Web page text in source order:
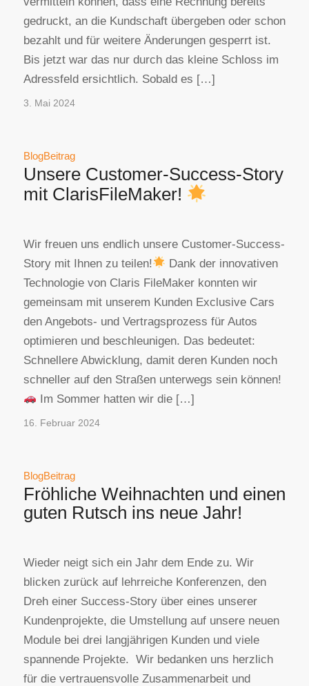
gedruckt, an die Kundschaft übergeben oder schon
bezahlt und für weitere Änderungen gesperrt ist.
Bis jetzt war das nur durch das kleine Schloss im
Adressfeld ersichtlich. Sobald es […]
3. Mai 2024
BlogBeitrag
Unsere Customer-Success-Story
mit ClarisFileMaker!
Wir freuen uns endlich unsere Customer-Success-
Story mit Ihnen zu teilen!
Dank der innovativen
Technologie von Claris FileMaker konnten wir
gemeinsam mit unserem Kunden Exclusive Cars
den Angebots- und Vertragsprozess für Autos
optimieren und beschleunigen. Das bedeutet:
Schnellere Abwicklung, damit deren Kunden noch
schneller auf den Straßen unterwegs sein können!
Im Sommer hatten wir die […]
16. Februar 2024
BlogBeitrag
Fröhliche Weihnachten und einen
guten Rutsch ins neue Jahr!
Wieder neigt sich ein Jahr dem Ende zu. Wir
blicken zurück auf lehrreiche Konferenzen, den
Dreh einer Success-Story über eines unserer
Kundenprojekte, die Umstellung auf unsere neuen
Module bei drei langjährigen Kunden und viele
spannende Projekte. Wir bedanken uns herzlich
für die vertrauensvolle Zusammenarbeit und